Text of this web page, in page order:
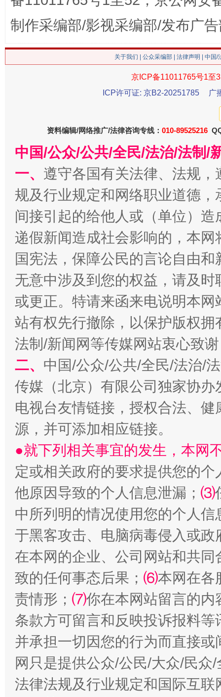
网上购药对药下症？
这是一记警钟！ 谢
在谋一域中谋全局
习近平的博鳌关键词
魏明亮
制作采编部/影视采编部/发布广
关于我们 公众采编部 法律声明 | 中国
京ICP备11011765号1至
ICP许可证: 京B2-20251785
广
资料编辑/网络推广/法律咨询专线： 010-89525216
中国/公众/公共/全民/法治/法制/
一、 遵守各国有关法律、法规
规及行业规定和网络职业道德
间接引起的给他人或（单位）
递假新闻造成社会影响的，本
国宪法，保障公民的言论自由
无意中涉及到您的权益，请及
或更正。特请来函来电说明本
站有权先行撤除，以保护版权
法制/新闻网等传媒网站衷心致
二、 中国/公众/公共/全民/法治/
传媒（北京）有限公司独家协
电视台友情链接，授权合法、
源，并可添加相应链接。
●就下列相关事宜的发生，本网
定或相关政府的要求提供您的个
他原因导致的个人信息泄漏； ⑶
中所列明的情况使用您的个人
于黑客攻击、电脑病毒侵入或
在本网的企业、公司网站和共
致的任何事态后果； ⑹本网在各
责情形； ⑺你在本网站留言的内
条款方可留言和反映投诉报料
并承担一切因您的行为而直接
网只是提供公众/公民/大众/民
法律法规及行业规定和国际互